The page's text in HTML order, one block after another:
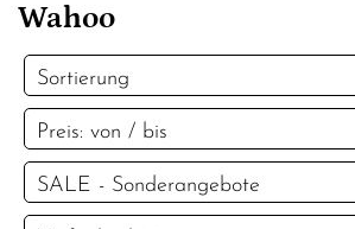
Wahoo
Sortierung
Preis: von / bis
SALE - Sonderangebote